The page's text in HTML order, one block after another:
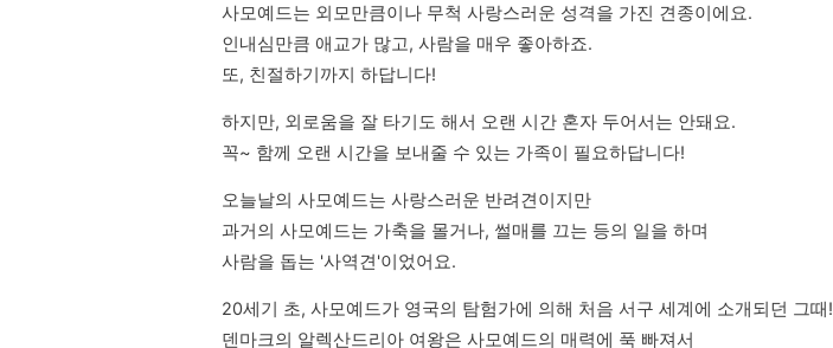
사모예드는 외모만큼이나 무척 사랑스러운 성격을 가진 견종이에요.
인내심만큼 애교가 많고, 사람을 매우 좋아하죠.
또, 친절하기까지 하답니다!
하지만, 외로움을 잘 타기도 해서 오랜 시간 혼자 두어서는 안돼요.
꼭~ 함께 오랜 시간을 보내줄 수 있는 가족이 필요하답니다!
오늘날의 사모예드는 사랑스러운 반려견이지만
과거의 사모예드는 가축을 몰거나, 썰매를 끄는 등의 일을 하며
사람을 돕는 '사역견'이었어요.
20세기 초, 사모예드가 영국의 탐험가에 의해 처음 서구 세계에 소개되던 그때!
덴마크의 알렉산드리아 여왕은 사모예드의 매력에 푹 빠져서